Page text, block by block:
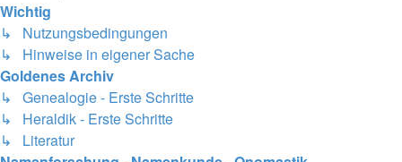
Wichtig
↳ Nutzungsbedingungen
↳ Hinweise in eigener Sache
Goldenes Archiv
↳ Genealogie - Erste Schritte
↳ Heraldik - Erste Schritte
↳ Literatur